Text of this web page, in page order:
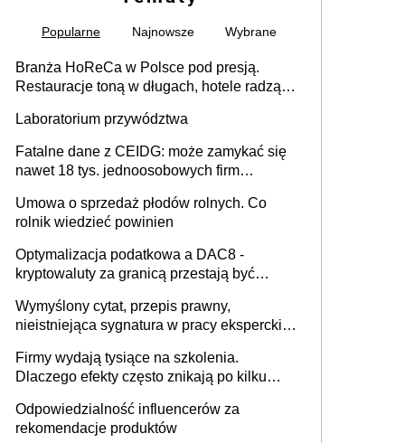
Popularne Najnowsze Wybrane
Branża HoReCa w Polsce pod presją.
Restauracje toną w długach, hotele radzą
Laboratorium przywództwa
Fatalne dane z CEIDG: może zamykać się
nawet 18 tys. jednoosobowych firm
Umowa o sprzedaż płodów rolnych. Co
rolnik wiedzieć powinien
Optymalizacja podatkowa a DAC8 -
kryptowaluty za granicą przestają być
Wymyślony cytat, przepis prawny,
nieistniejąca sygnatura w pracy eksperckiej -
firmie
Firmy wydają tysiące na szkolenia.
Dlaczego efekty często znikają po kilku
Odpowiedzialność influencerów za
rekomendacje produktów